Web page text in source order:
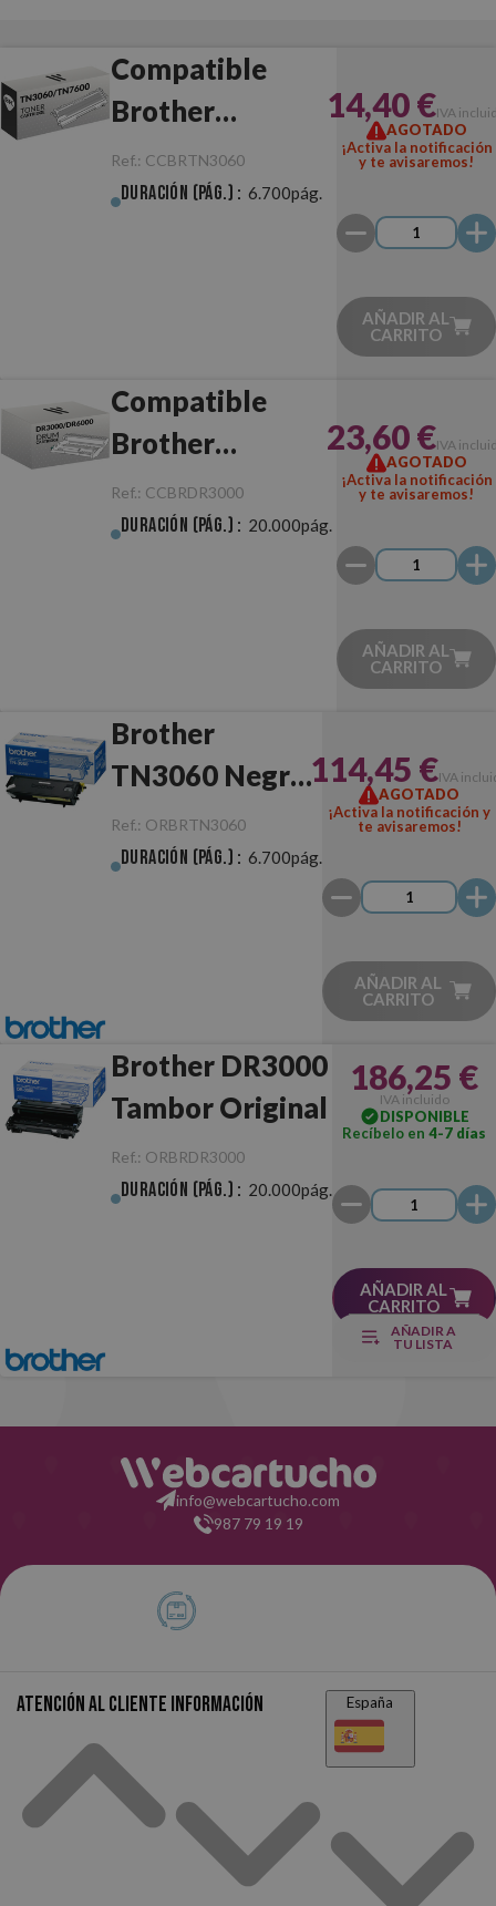
Compatible
Brother
TN3060/TN7600
Negro
Ref.: CCBRTN3060
Duración (pág.) : 6.700pág.
14,40 €IVA
AGOTADO
¡Activa la notificación
y te avisaremos!
AÑADIR AL
CARRITO
Compatible
Brother
DR3000/DR6000
Tambor
Ref.: CCBRDR3000
Duración (pág.) : 20.000pág.
23,60 €IVA
AGOTADO
¡Activa la notificación
y te avisaremos!
AÑADIR AL
CARRITO
Brother
TN3060 Negro
Original
Ref.: ORBRTN3060
Duración (pág.) : 6.700pág.
114,45 €IVA
AGOTADO
¡Activa la notificación y
te avisaremos!
AÑADIR AL
CARRITO
Brother DR3000
Tambor Original
Ref.: ORBRDR3000
Duración (pág.) : 20.000pág.
186,25 €
IVA incluido
DISPONIBLE
Recíbelo en 4-7 días
AÑADIR AL
CARRITO
AÑADIR A
TU LISTA
info@webcartucho.com
987 79 19 19
Atención al cliente Información España